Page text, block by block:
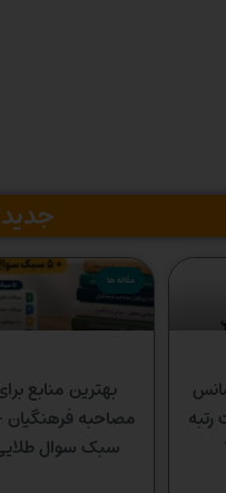
مقاله ها
بهترین منابع
سبک سوال